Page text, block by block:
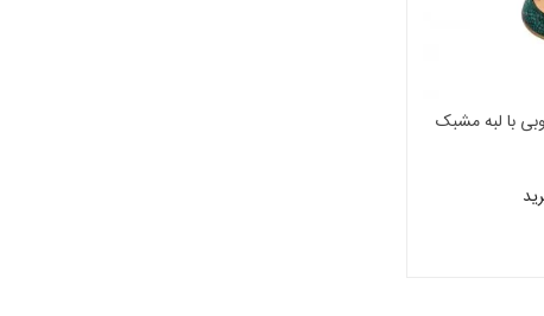
با لبه مشبک